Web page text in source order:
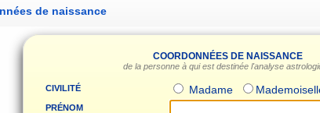
de naissance
COORDONNÉES DE NAISSANCE
de la personne à qui est destinée l'analyse
CIVILITÉ Madame
PRÉNOM